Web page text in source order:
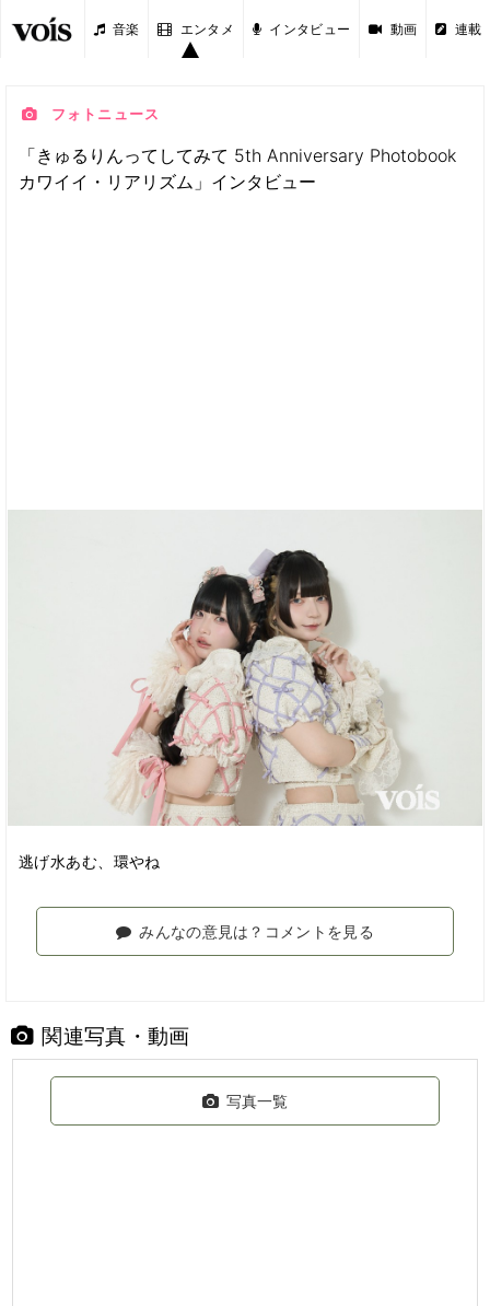
音楽 エンタメ インタビュー 動画 連載
フォトニュース
「きゅるりんってしてみて 5th Anniversary Photobook
カワイイ・リアリズム」インタビュー
逃げ水あむ、環やね
みんなの意見は？コメントを見る
関連写真・動画
写真一覧